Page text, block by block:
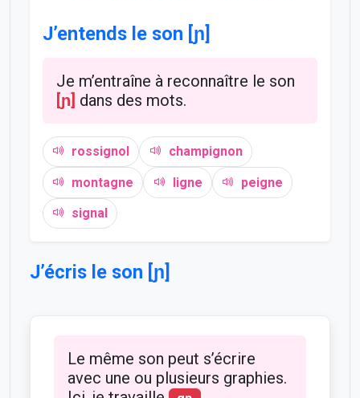
J’entends le son [ɲ]
Je m’entraîne à reconnaître le son
[ɲ] dans des mots.
rossignol champignon
montagne ligne peigne
signal
J’écris le son [ɲ]
Le même son peut s’écrire
avec une ou plusieurs graphies.